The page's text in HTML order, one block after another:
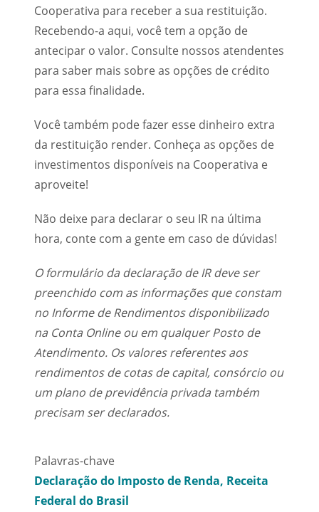
Cooperativa para receber a sua restituição.
Recebendo-a aqui, você tem a opção de
antecipar o valor. Consulte nossos atendentes
para saber mais sobre as opções de crédito
para essa finalidade.
Você também pode fazer esse dinheiro extra
da restituição render. Conheça as opções de
investimentos disponíveis na Cooperativa e
aproveite!
Não deixe para declarar o seu IR na última
hora, conte com a gente em caso de dúvidas!
O formulário da declaração de IR deve ser
preenchido com as informações que constam
no Informe de Rendimentos disponibilizado
na Conta Online ou em qualquer Posto de
Atendimento. Os valores referentes aos
rendimentos de cotas de capital, consórcio ou
um plano de previdência privada também
precisam ser declarados.
Palavras-chave
Declaração do Imposto de Renda Receita
Federal do Brasil